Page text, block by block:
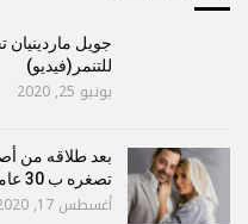
جويل ماردينيان
للتنمر(فيديو)
يونيو 25, 2020
بعد طلاقه من
تصغره ب 30 عاما
أغسطس 17, 2020